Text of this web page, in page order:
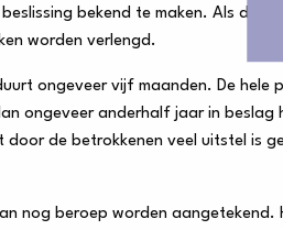
bekend te maken. Als de
worden verlengd.
ongeveer vijf maanden. De hele
ongeveer anderhalf jaar in beslag
de betrokkenen veel uitstel is
nog beroep worden aangetekend.